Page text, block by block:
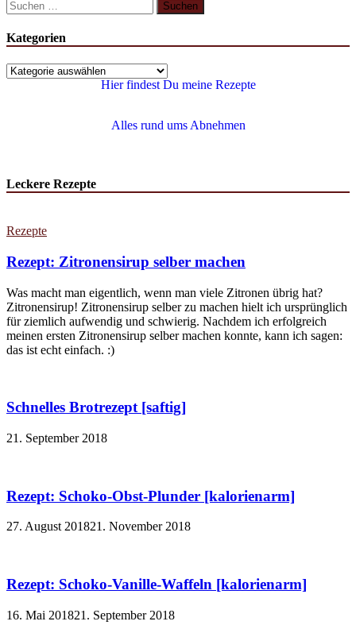
Kategorien
Hier findest Du meine Rezepte
Alles rund ums Abnehmen
Leckere Rezepte
Rezepte
Rezept: Zitronensirup selber machen
Was macht man eigentlich, wenn man viele Zitronen übrig hat?
Zitronensirup! Zitronensirup selber zu machen hielt ich ursprünglich
für ziemlich aufwendig und schwierig. Nachdem ich erfolgreich
meinen ersten Zitronensirup selber machen konnte, kann ich sagen:
das ist echt einfach. :)
Schnelles Brotrezept [saftig]
21. September 2018
Rezept: Schoko-Obst-Plunder [kalorienarm]
27. August 201821. November 2018
Rezept: Schoko-Vanille-Waffeln [kalorienarm]
16. Mai 201821. September 2018